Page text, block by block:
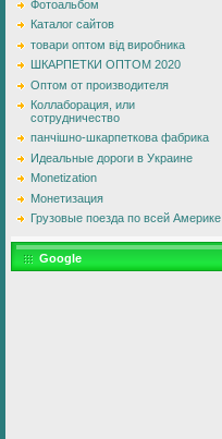
Фотоальбом
Каталог сайтов
товари оптом від виробника
ШКАРПЕТКИ ОПТОМ 2020
Оптом от производителя
Коллаборация, или
сотрудничество
панчішно-шкарпеткова фабрика
Идеальные дороги в Украине
Monetization
Монетизация
Грузовые поезда по всей Америке
Google